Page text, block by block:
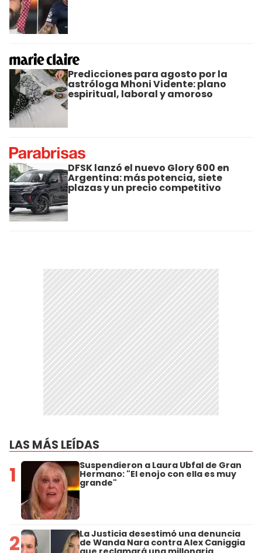
Predicciones para agosto por la
astróloga Mhoni Vidente: plano
espiritual, laboral y amoroso
DFSK lanzó el nuevo Glory 600 en
Argentina: más potencia, siete
plazas y un precio competitivo
LAS MÁS LEÍDAS
1 Suspendieron a Laura Ubfal de Gran
Hermano: "El enojo con ella es muy
grande"
2 La Justicia desestimó una denuncia
de Wanda Nara contra Alex Caniggia